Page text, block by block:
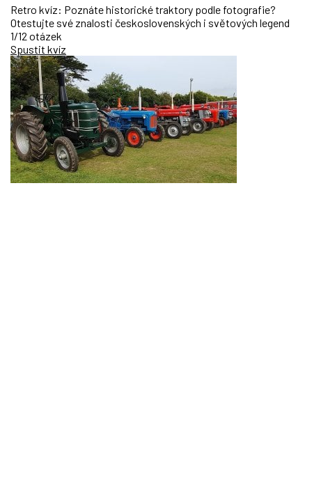
Retro kvíz: Poznáte historické traktory podle fotografie?
Otestujte své znalosti československých i světových legend
1/12 otázek
Spustit kvíz